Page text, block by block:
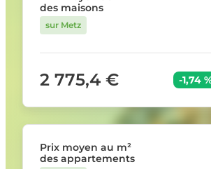
des maisons
sur Metz
2 775,4 € -1,74
Prix moyen au m²
des appartements